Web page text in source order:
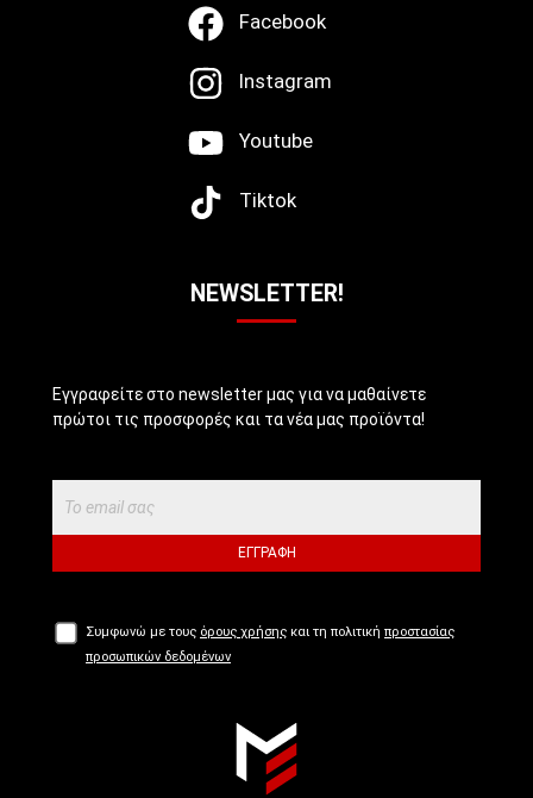
Facebook
Instagram
Youtube
Tiktok
NEWSLETTER!
Εγγραφείτε στο newsletter μας για να μαθαίνετε
πρώτοι τις προσφορές και τα νέα μας προϊόντα!
ΕΓΓΡΑΦΉ
Συμφωνώ με τους όρους χρήσης και τη πολιτική προστασίας
προσωπικών δεδομένων